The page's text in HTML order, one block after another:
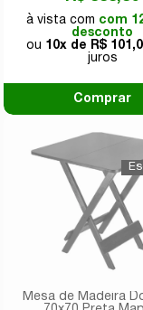
com
desconto
10x de
R$
Comprar
Mesa de Madeira